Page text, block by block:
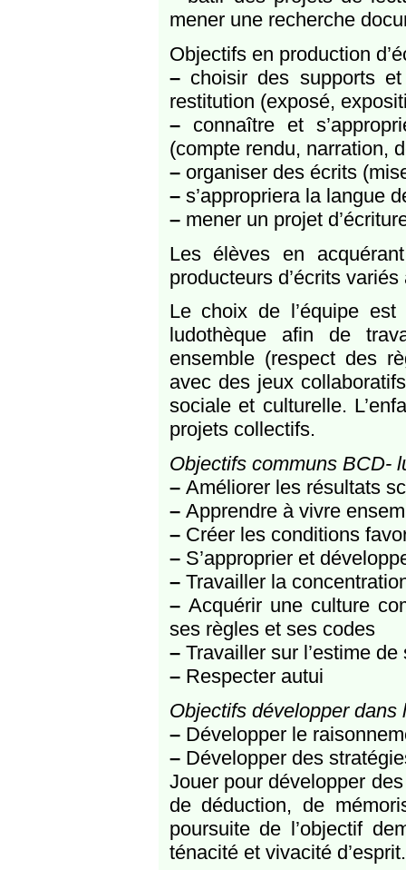
mener une recherche
Objectifs en production
–choisir des supports
restitution (exposé,
–connaître et
(compte rendu, narration,
–organiser des écrits
–s’appropriera la langue
–mener un projet
Les élèves en
producteurs d’écrits
Le choix de l’équipe
ludothèque afin de
ensemble (respect des
avec des jeux
sociale et culturelle.
projets collectifs.
Objectifs communs BCD-
–Améliorer les résultats
–Apprendre à vivre
–Créer les conditions
–S’approprier et
–Travailler la
–Acquérir une culture
ses règles et ses codes
–Travailler sur l’estime de
–Respecter autui
Objectifs développer dans
–Développer le
–Développer des
Jouer pour développer
de déduction, de
poursuite de l’objectif
ténacité et vivacité d’esprit.